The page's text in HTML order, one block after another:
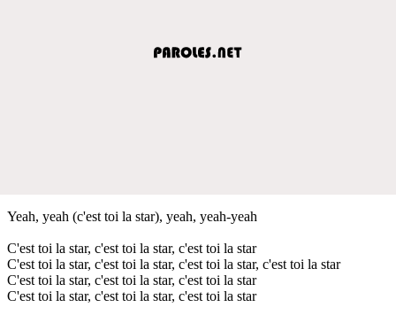
Yeah, yeah (c'est toi la star), yeah, yeah-yeah
C'est toi la star, c'est toi la star, c'est toi la star
C'est toi la star, c'est toi la star, c'est toi la star, c'est toi la star
C'est toi la star, c'est toi la star, c'est toi la star
C'est toi la star, c'est toi la star, c'est toi la star